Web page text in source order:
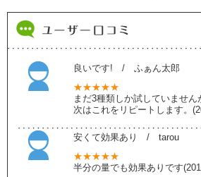
良いです! / ふぁん太郎
★★★★★
まだ3種類しか試していません
次はこれをリピートします。
安くて効果あり / tarou
★★★★★
半分の量でも効果ありです